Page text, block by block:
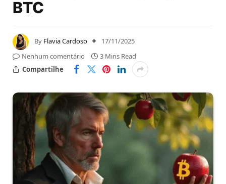
BTC
By Flavia Cardoso
17/11/2025
Nenhum comentário
3 Mins Read
Compartilhe